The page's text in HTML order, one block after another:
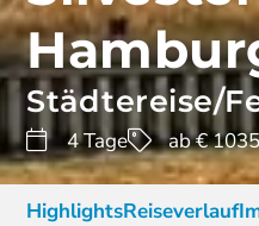
Städtereise/
4 Tage ab €
HighlightsReiseverlauf